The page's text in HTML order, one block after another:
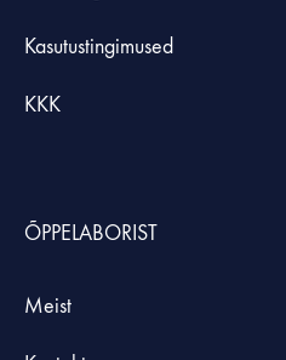
Kasutustingimused
KKK
ÕPPELABORIST
Meist